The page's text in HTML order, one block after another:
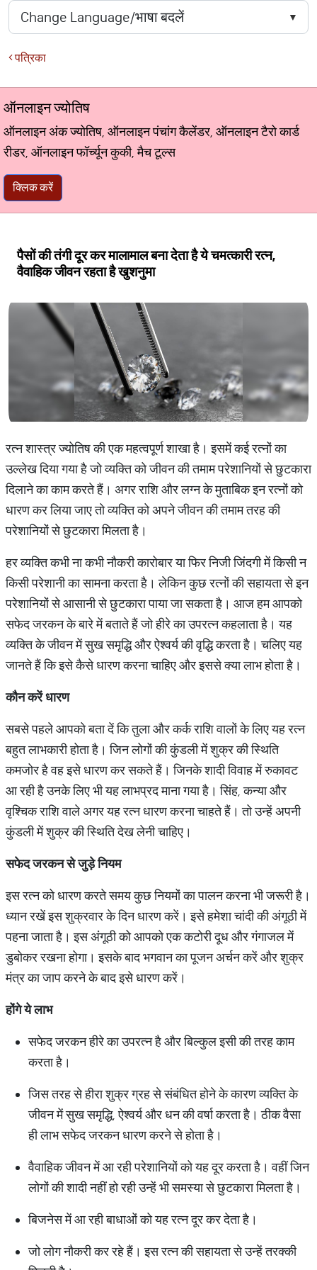
पत्रिका
ऑनलाइन ज्योतिष
ऑनलाइन अंक ज्योतिष, ऑनलाइन पंचांग कैलेंडर, ऑनलाइन टैरो कार्ड
रीडर, ऑनलाइन फॉर्च्यून कुकी, मैच टूल्स
क्लिक करें
पैसों की तंगी दूर कर मालामाल बना देता है ये चमत्कारी रत्न,
वैवाहिक जीवन रहता है खुशनुमा
रत्न शास्त्र ज्योतिष की एक महत्वपूर्ण शाखा है। इसमें कई रत्नों का
उल्लेख दिया गया है जो व्यक्ति को जीवन की तमाम परेशानियों से छुटकारा
दिलाने का काम करते हैं। अगर राशि और लग्न के मुताबिक इन रत्नों को
धारण कर लिया जाए तो व्यक्ति को अपने जीवन की तमाम तरह की
परेशानियों से छुटकारा मिलता है।
हर व्यक्ति कभी ना कभी नौकरी कारोबार या फिर निजी जिंदगी में किसी न
किसी परेशानी का सामना करता है। लेकिन कुछ रत्नों की सहायता से इन
परेशानियों से आसानी से छुटकारा पाया जा सकता है। आज हम आपको
सफेद जरकन के बारे में बताते हैं जो हीरे का उपरत्न कहलाता है। यह
व्यक्ति के जीवन में सुख समृद्धि और ऐश्वर्य की वृद्धि करता है। चलिए यह
जानते हैं कि इसे कैसे धारण करना चाहिए और इससे क्या लाभ होता है।
कौनकरेंधारण
सबसे पहले आपको बता दें कि तुला और कर्क राशि वालों के लिए यह रत्न
बहुत लाभकारी होता है। जिन लोगों की कुंडली में शुक्र की स्थिति
कमजोर है वह इसे धारण कर सकते हैं। जिनके शादी विवाह में रुकावट
आ रही है उनके लिए भी यह लाभप्रद माना गया है। सिंह, कन्या और
वृश्चिक राशि वाले अगर यह रत्न धारण करना चाहते हैं। तो उन्हें अपनी
कुंडली में शुक्र की स्थिति देख लेनी चाहिए।
सफेदजरकनसेजुड़ेनियम
इस रत्न को धारण करते समय कुछ नियमों का पालन करना भी जरूरी है।
ध्यान रखें इस शुक्रवार के दिन धारण करें। इसे हमेशा चांदी की अंगूठी में
पहना जाता है। इस अंगूठी को आपको एक कटोरी दूध और गंगाजल में
डुबोकर रखना होगा। इसके बाद भगवान का पूजन अर्चन करें और शुक्र
मंत्र का जाप करने के बाद इसे धारण करें।
होंगेयेलाभ
सफेद जरकन हीरे का उपरत्न है और बिल्कुल इसी की तरह काम
करता है।
जिस तरह से हीरा शुक्र ग्रह से संबंधित होने के कारण व्यक्ति के
जीवन में सुख समृद्धि, ऐश्वर्य और धन की वर्षा करता है। ठीक वैसा
ही लाभ सफेद जरकन धारण करने से होता है।
वैवाहिक जीवन में आ रही परेशानियों को यह दूर करता है। वहीं जिन
लोगों की शादी नहीं हो रही उन्हें भी समस्या से छुटकारा मिलता है।
बिजनेस में आ रही बाधाओं को यह रत्न दूर कर देता है।
जो लोग नौकरी कर रहे हैं। इस रत्न की सहायता से उन्हें तरक्की